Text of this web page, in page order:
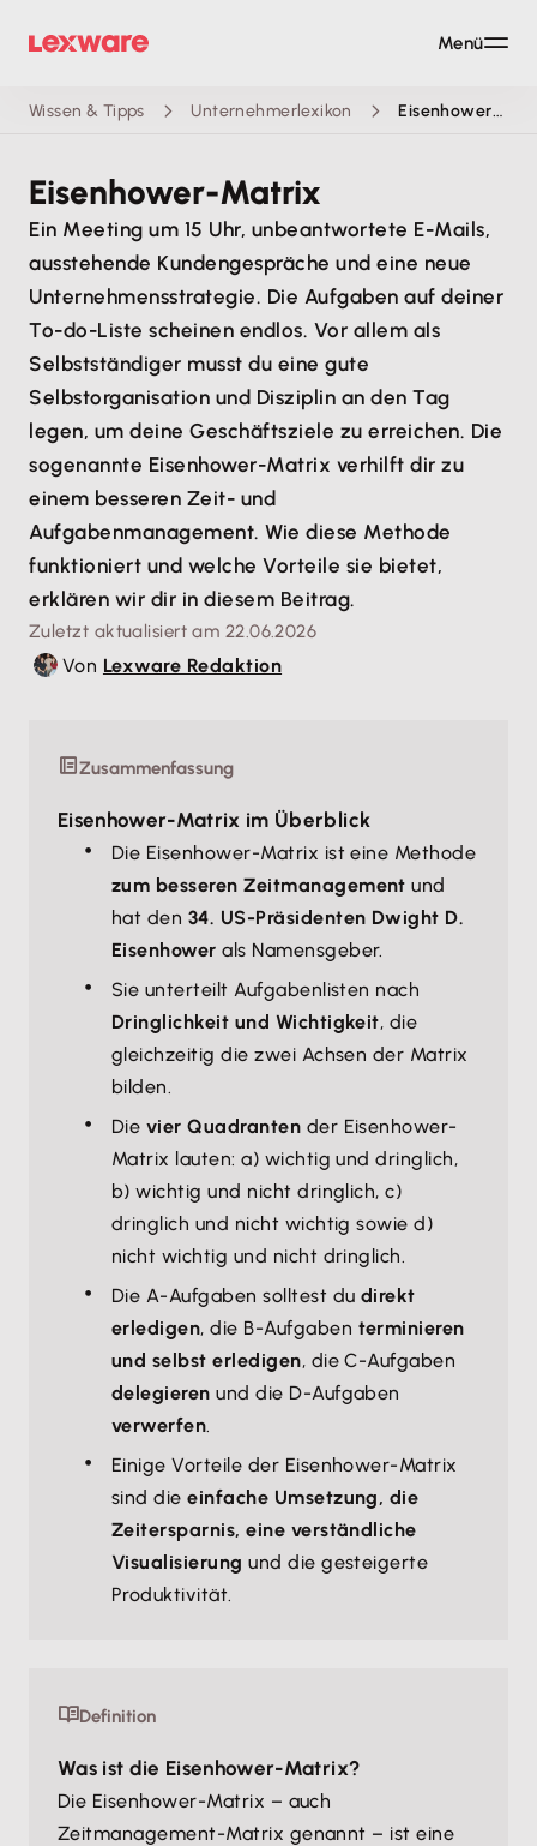
Wissen & Tipps Unternehmerlexikon Eisenhower-Matrix
Eisenhower-Matrix
Ein Meeting um 15 Uhr, unbeantwortete E-Mails,
ausstehende Kundengespräche und eine neue
Unternehmensstrategie. Die Aufgaben auf deiner
To-do-Liste scheinen endlos. Vor allem als
Selbstständiger musst du eine gute
Selbstorganisation und Disziplin an den Tag
legen, um deine Geschäftsziele zu erreichen. Die
sogenannte Eisenhower-Matrix verhilft dir zu
einem besseren Zeit- und
Aufgabenmanagement. Wie diese Methode
funktioniert und welche Vorteile sie bietet,
erklären wir dir in diesem Beitrag.
Zuletzt aktualisiert am 22.06.2026
Von Lexware Redaktion
Zusammenfassung
Eisenhower-Matrix im Überblick
Die Eisenhower-Matrix ist eine Methode
zum besseren Zeitmanagement und
hat den 34. US-Präsidenten Dwight D.
Eisenhowerals Namensgeber.
Sie unterteilt Aufgabenlisten nach
Dringlichkeit und Wichtigkeit, die
gleichzeitig die zwei Achsen der Matrix
bilden.
Die vier Quadranten der Eisenhower-
Matrix lauten: a) wichtig und dringlich,
b) wichtig und nicht dringlich, c)
dringlich und nicht wichtig sowie d)
nicht wichtig und nicht dringlich.
Die A-Aufgaben solltest du direkt
erledigen, die B-Aufgaben terminieren
und selbst erledigen, die C-Aufgaben
delegieren und die D-Aufgaben
verwerfen.
Einige Vorteile der Eisenhower-Matrix
sind dieeinfache Umsetzung, die
Zeitersparnis, eine verständliche
Visualisierung und die gesteigerte
Produktivität.
Definition
Was ist die Eisenhower-Matrix?
Die Eisenhower-Matrix – auch
Zeitmanagement-Matrix genannt – ist eine
Menü